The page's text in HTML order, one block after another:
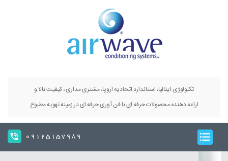
تکنولوژی ایتالیا، استاندارد اتحادیه اروپا، مشتری مداری ، کیفیت بالا و
اراعه دهنده محصولات حرفه ای با فن آوری حرفه ای در زمینه تهویه مطبوع
09125157989